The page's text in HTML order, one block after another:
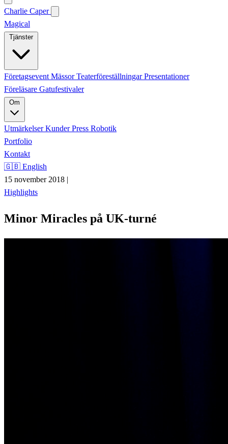
Charlie Caper
Magical
Tjänster
Företagsevent MässorTeaterföreställningarPresentationer
Föreläsare Gatufestivaler
UtmärkelserKunderPress Robotik
Portfolio
Kontakt
🇬🇧 English
15 november 2018 |
Highlights
Minor Miracles på UK-turné